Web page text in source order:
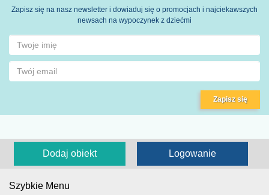
Zapisz się na nasz newsletter i dowiaduj się o promocjach i najciekawszych
newsach na wypoczynek z dziećmi
Zapisz się
Dodaj obiekt Logowanie
Szybkie Menu